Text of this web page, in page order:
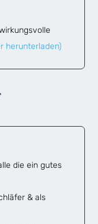
herunterladen)
die ein gutes
& als